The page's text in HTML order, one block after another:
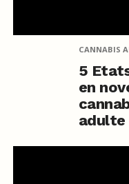
CANNABIS
5
en
adulte